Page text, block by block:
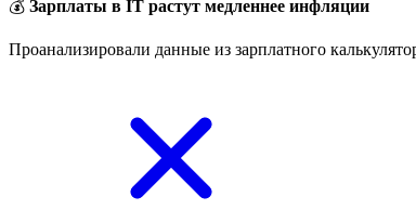
💰 Зарплаты в IT растут медленнее инфляции
Проанализировали данные из зарплатного